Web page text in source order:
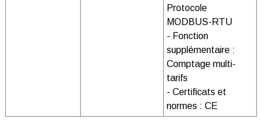
Protocole
MODBUS-RTU
- Fonction
supplémentaire :
Comptage multi-
tarifs
- Certificats et
normes : CE